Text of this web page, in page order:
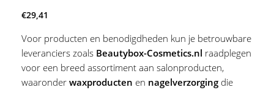
€29,41
Voor producten en benodigdheden kun je betrouwbare
leveranciers zoals Beautybox-Cosmetics.nl raadplegen
voor een breed assortiment aan salonproducten,
waaronder waxproducten en nagelverzorging die